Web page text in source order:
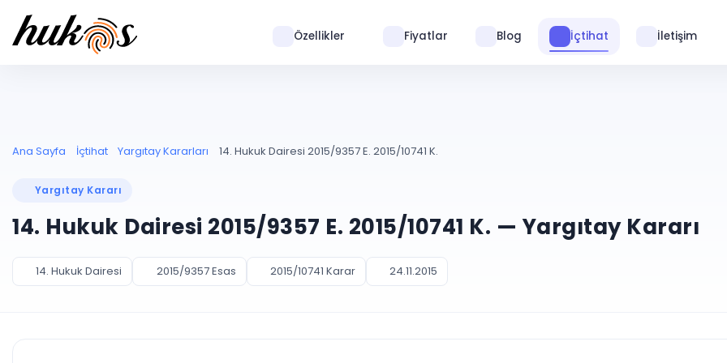
Özellikler Fiyatlar Blog İçtihat İletişim
Ana Sayfa İçtihat Yargıtay Kararları 14. Hukuk Dairesi 2015/9357 E. 2015/10741 K.
Yargıtay Kararı
14. Hukuk Dairesi 2015/9357 E. 2015/10741 K. — Yargıtay Kararı
14. Hukuk Dairesi 2015/9357 Esas 2015/10741 Karar 24.11.2015